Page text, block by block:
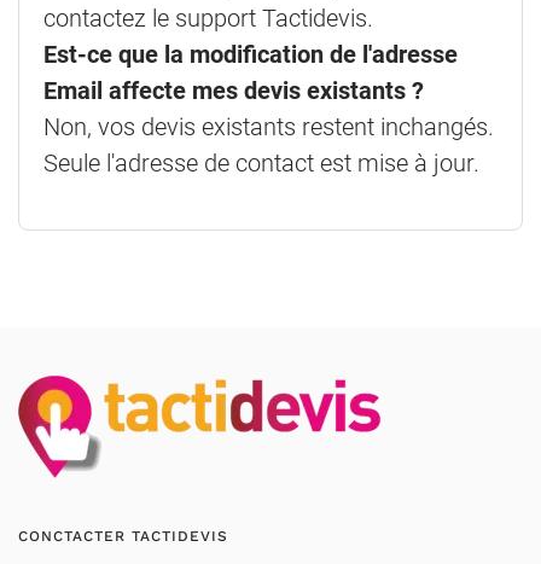
contactez le support Tactidevis.
Est-ce que la modification de l'adresse
Email affecte mes devis existants ?
Non, vos devis existants restent inchangés.
Seule l'adresse de contact est mise à jour.
CONCTACTER TACTIDEVIS